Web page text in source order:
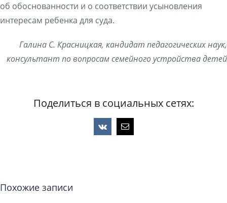
об обоснованности и о соответствии усыновления
интересам ребенка для суда.
Галина С. Красницкая, кандидат педагогических наук,
консультант по вопросам семейного устройства детей
Поделиться в социальных сетях:
Vk Email
Похожие записи